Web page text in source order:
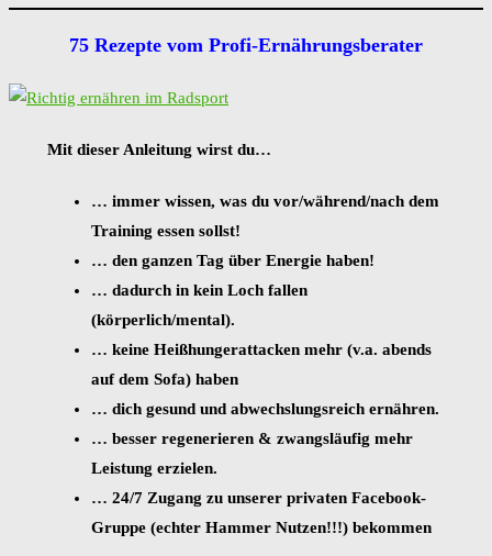
75 Rezepte vom Profi-Ernährungsberater
Mit dieser Anleitung wirst du…
… immer wissen, was du vor/während/nach dem
Training essen sollst!
… den ganzen Tag über Energie haben!
… dadurch in kein Loch fallen
(körperlich/mental).
… keine Heißhungerattacken mehr (v.a. abends
auf dem Sofa) haben
… dich gesund und abwechslungsreich ernähren.
… besser regenerieren & zwangsläufig mehr
Leistung erzielen.
… 24/7 Zugang zu unserer privaten Facebook-
Gruppe (echter Hammer Nutzen!!!) bekommen